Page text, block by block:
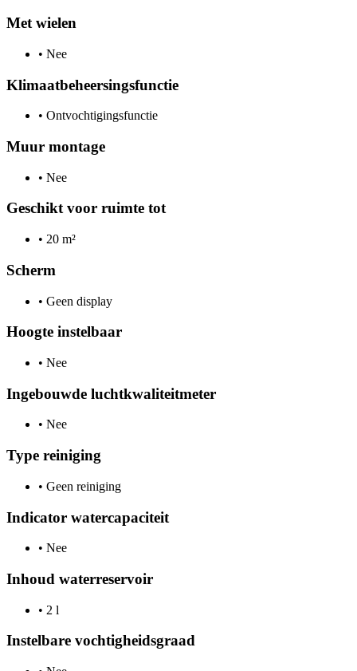
Met wielen
• Nee
Klimaatbeheersingsfunctie
• Ontvochtigingsfunctie
Muur montage
• Nee
Geschikt voor ruimte tot
• 20 m²
Scherm
• Geen display
Hoogte instelbaar
• Nee
Ingebouwde luchtkwaliteitmeter
• Nee
Type reiniging
• Geen reiniging
Indicator watercapaciteit
• Nee
Inhoud waterreservoir
• 2 l
Instelbare vochtigheidsgraad